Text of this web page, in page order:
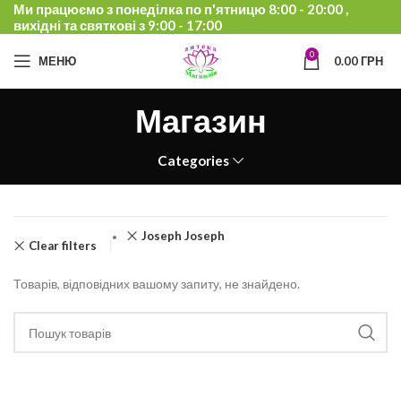
Ми працюємо з понеділка по п'ятницю 8:00 - 20:00 ,
вихідні та святкові з 9:00 - 17:00
МЕНЮ 0 0.00ГРН
Магазин
Categories
Clear filters
Joseph Joseph
Товарів, відповідних вашому запиту, не знайдено.